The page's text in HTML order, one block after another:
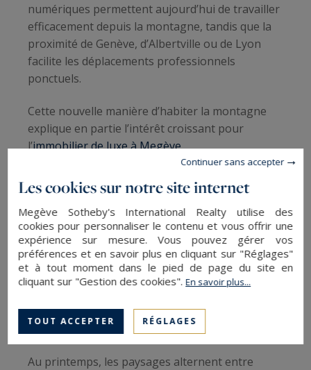
numériques permettent aujourd’hui de travailler
efficacement depuis la montagne, tandis que la
proximité de Genève, d’Albertville ou de Lyon
facilite les déplacements professionnels
ponctuels.
Cette nouvelle manière d’habiter la montagne
explique en partie l’intérêt croissant pour
l’immobilier de luxe à Megève.
Megève hors saison : un autre art de
vivre
Les habitués le savent : lesintersaisons font
partie des plus beaux moments pour vivre à
Megève. Le village se pare alors d’une ambiance
prend pleinement conscience du privilège de
résider dans la célèbre station.
Au printemps, les paysages alternent entre
Les cookies sur notre site internet
Megève Sotheby's International Realty utilise des
cookies pour personnaliser le contenu et vous offrir une
expérience sur mesure. Vous pouvez gérer vos
préférences et en savoir plus en cliquant sur "Réglages"
et à tout moment dans le pied de page du site en
cliquant sur "Gestion des cookies".En savoir plus...
TOUT ACCEPTER RÉGLAGES
Continuer sans accepter